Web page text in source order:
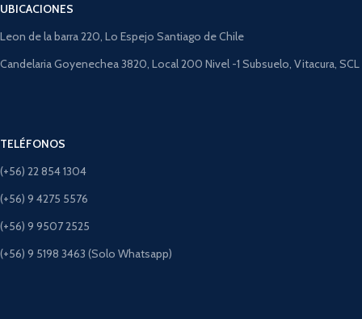
UBICACIONES
Leon de la barra 220, Lo Espejo Santiago de Chile
Candelaria Goyenechea 3820, Local 200 Nivel -1 Subsuelo, Vitacura, SCL
TELÉFONOS
(+56) 22 854 1304
(+56) 9 4275 5576
(+56) 9 9507 2525
(+56) 9 5198 3463 (Solo Whatsapp)